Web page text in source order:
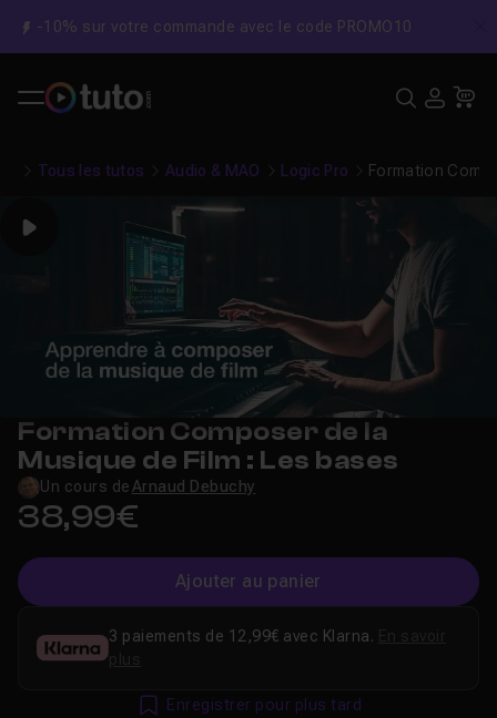
-10% sur votre commande avec le code PROMO10
Tous les tutos Audio & MAO Logic Pro Formation
Play
Formation Composer de la
Musique de Film : Les bases
Un cours de Arnaud Debuchy
38,99€
Ajouter au panier
3 paiements de 12,99€ avec Klarna.
Enregistrer pour plus tard